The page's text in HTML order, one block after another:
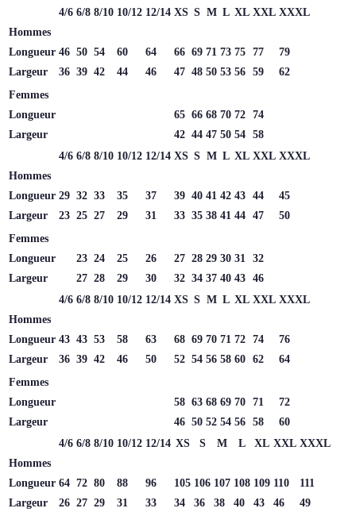
4/6 6/8 8/10 10/12 12/14 XS S M L XL XXL XXXL
Hommes
Longueur 46 50 54 60 64 66 69 71 73 75 77
79
Largeur
36 39 42 44 46 47 48 50 53 56 59
62
Femmes
Longueur
65 66 68 70 72 74
Largeur
42 44 47 50 54 58
4/6 6/8 8/10 10/12 12/14 XS S M L XL XXL XXXL
Hommes
Longueur 29 32 33 35 37 39 40 41 42 43 44
45
Largeur
23 25 27 29 31 33 35 38 41 44 47
50
Femmes
Longueur
23 24 25 26 27 28 29 30 31
32
Largeur
27 28 29 30 32 34 37 40 43 46
4/6 6/8 8/10 10/12 12/14 XS S M L XL XXL XXXL
Hommes
Longueur 43 43 53 58 63 68 69 70 71 72 74
76
Largeur
36 39 42 46 50 52 54 56 58 60 62
64
Femmes
Longueur
58 63 68 69 70 71
72
Largeur
46 50 52 54 56 58
60
4/6 6/8 8/10 10/12 12/14 XS S M L XL XXL XXXL
Hommes
Longueur 64 72 80 88 96 105 106 107 108 109 110
111
Largeur
26 27 29 31 33 34 36 38 40 43 46
49